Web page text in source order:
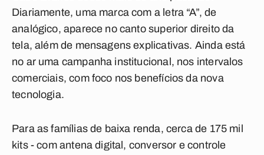
Diariamente, uma marca com a letra “A”, de
analógico, aparece no canto superior direito da
tela, além de mensagens explicativas. Ainda está
no ar uma campanha institucional, nos intervalos
comerciais, com foco nos benefícios da nova
tecnologia.
Para as famílias de baixa renda, cerca de 175 mil
kits - com antena digital, conversor e controle